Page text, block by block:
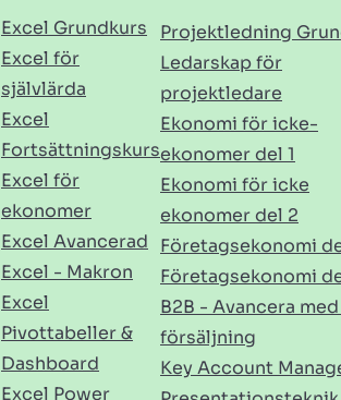
Excel Grundkurs
Excel för
självlärda
Excel
Fortsättningskurs
Excel för
ekonomer
Excel Avancerad
Excel - Makron
Excel
Pivottabeller &
Dashboard
Excel Power
Projektledning
Ledarskap för
projektledare
Ekonomi för icke-
ekonomer del 1
Ekonomi för icke
ekonomer del 2
Företagsekonomi
Företagsekonomi
B2B - Avancera
försäljning
Key Account